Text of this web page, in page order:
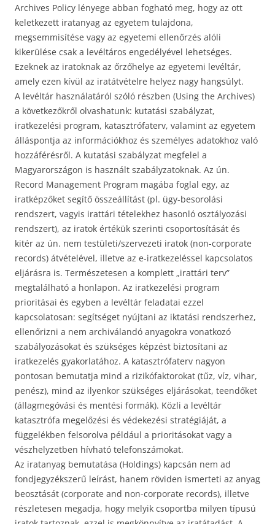
Archives Policy lényege abban fogható meg, hogy az ott
keletkezett iratanyag az egyetem tulajdona,
megsemmisítése vagy az egyetemi ellenőrzés alóli
kikerülése csak a levéltáros engedélyével lehetséges.
Ezeknek az iratoknak az őrzőhelye az egyetemi levéltár,
amely ezen kívül az iratátvételre helyez nagy hangsúlyt.
A levéltár használatáról szóló részben (Using the Archives)
a következőkről olvashatunk: kutatási szabályzat,
iratkezelési program, katasztrófaterv, valamint az egyetem
álláspontja az információkhoz és személyes adatokhoz való
hozzáférésről. A kutatási szabályzat megfelel a
Magyarországon is használt szabályzatoknak. Az ún.
Record Management Program magába foglal egy, az
iratképzőket segítő összeállítást (pl. ügy-besorolási
rendszert, vagyis irattári tételekhez hasonló osztályozási
rendszert), az iratok értékük szerinti csoportosítását és
kitér az ún. nem testületi/szervezeti iratok (non-corporate
records) átvételével, illetve az e-iratkezeléssel kapcsolatos
eljárásra is. Természetesen a komplett „irattári terv”
megtalálható a honlapon. Az iratkezelési program
prioritásai és egyben a levéltár feladatai ezzel
kapcsolatosan: segítséget nyújtani az iktatási rendszerhez,
ellenőrizni a nem archiválandó anyagokra vonatkozó
szabályozásokat és szükséges képzést biztosítani az
iratkezelés gyakorlatához. A katasztrófaterv nagyon
pontosan bemutatja mind a rizikófaktorokat (tűz, víz, vihar,
penész), mind az ilyenkor szükséges eljárásokat, teendőket
(állagmegóvási és mentési formák). Közli a levéltár
katasztrófa megelőzési és védekezési stratégiáját, a
függelékben felsorolva például a prioritásokat vagy a
vészhelyzetben hívható telefonszámokat.
Az iratanyag bemutatása (Holdings) kapcsán nem ad
fondjegyzékszerű leírást, hanem röviden ismerteti az anyag
beosztását (corporate and non-corporate records), illetve
részletesen megadja, hogy melyik csoportba milyen típusú